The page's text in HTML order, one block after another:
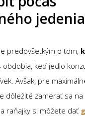
predovšetkým o tom,
obdobia, keď jedlo
Avšak, pre
dôležité zamerať sa na
raňajky si môžete dať